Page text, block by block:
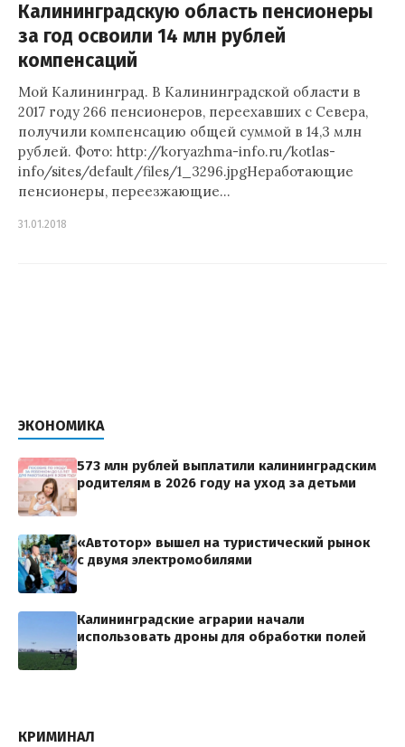
Калининградскую область пенсионеры
за год освоили 14 млн рублей
компенсаций
Мой Калининград. В Калининградской области в
2017 году 266 пенсионеров, переехавших с Севера,
получили компенсацию общей суммой в 14,3 млн
рублей. Фото: http://koryazhma-info.ru/kotlas-
info/sites/default/files/1_3296.jpgНеработающие
пенсионеры, переезжающие…
31.01.2018
ЭКОНОМИКА
573 млн рублей выплатили калининградским
родителям в 2026 году на уход за детьми
«Автотор» вышел на туристический рынок
с двумя электромобилями
Калининградские аграрии начали
использовать дроны для обработки полей
КРИМИНАЛ